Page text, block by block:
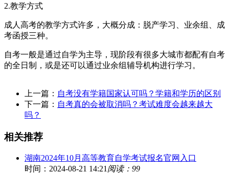
2.教学方式
成人高考的教学方式许多，大概分成：脱产学习、业余组、成
考函授三种。
自考一般是通过自学为主导，现阶段有很多大城市都配有自考
的全日制，或是还可以通过业余组辅导机构进行学习。
上一篇： 自考没有学籍国家认可吗？学籍和学历的区别
下一篇： 自考真的会被取消吗？考试难度会越来越大
吗？
相关推荐
湖南2024年10月高等教育自学考试报名官网入口
时间：2024-08-21 14:21 阅读：99